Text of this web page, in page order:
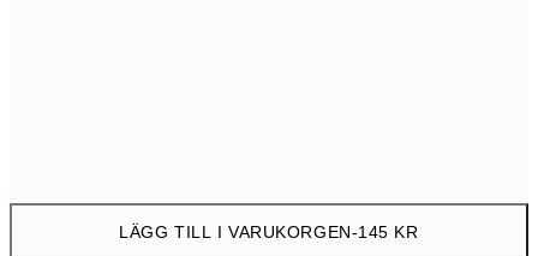
LÄGG TILL I VARUKORGEN-145 KR